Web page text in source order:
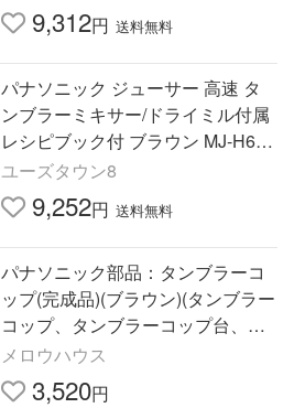
9,312円 送料無料
パナソニック ジューサー 高速 タ
ンブラーミキサー/ドライミル付属
レシピブック付 ブラウン MJ-H600
-T
ユーズタウン8
9,252円 送料無料
パナソニック部品：タンブラーコ
ップ(完成品)(ブラウン)(タンブラー
コップ、タンブラーコップ台、パ
ッキン付)/AVA03M247-H2高速ジ
ューサー用
メロウハウス
3,520円